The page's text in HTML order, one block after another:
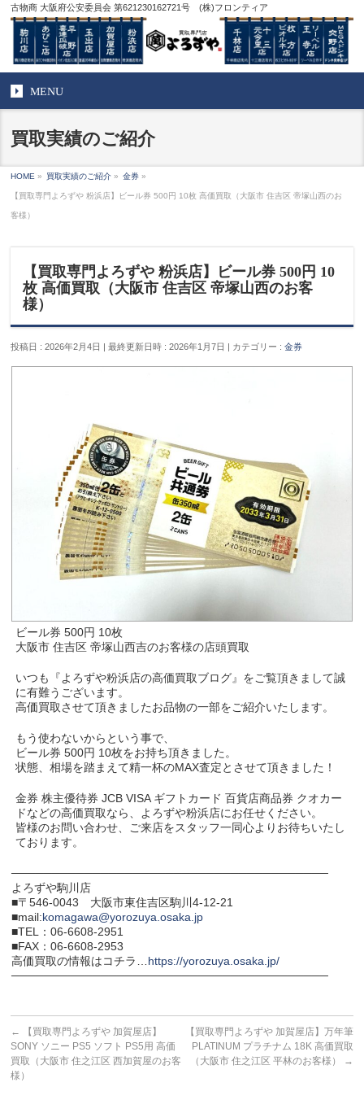
古物商 大阪府公安委員会 第621230162721号 (株)フロンティア
MENU
買取実績のご紹介
HOME » 買取実績のご紹介 » 金券 »
【買取専門よろずや 粉浜店】ビール券 500円 10枚 高価買取（大阪市 住吉区 帝塚山西のお
客様）
【買取専門よろずや 粉浜店】ビール券 500円 10
枚 高価買取（大阪市 住吉区 帝塚山西のお客
様）
投稿日 : 2026年2月4日 最終更新日時 : 2026年1月7日 カテゴリー :金券
ビール券 500円 10枚
大阪市 住吉区 帝塚山西吉のお客様の店頭買取
いつも『よろずや粉浜店の高価買取ブログ』をご覧頂きまして誠
に有難うございます。
高価買取させて頂きましたお品物の一部をご紹介いたします。
もう使わないからという事で、
ビール券 500円 10枚をお持ち頂きました。
状態、相場を踏まえて精一杯のMAX査定とさせて頂きました！
金券 株主優待券 JCB VISA ギフトカード 百貨店商品券 クオカー
ドなどの高価買取なら、よろずや粉浜店にお任せください。
皆様のお問い合わせ、ご来店をスタッフ一同心よりお待ちいたし
ております。
───────────────────────────────────────
よろずや駒川店
■〒546-0043 大阪市東住吉区駒川4-12-21
■mail:komagawa@yorozuya.osaka.jp
■TEL：06-6608-2951
■FAX：06-6608-2953
高価買取の情報はコチラ…https://yorozuya.osaka.jp/
───────────────────────────────────────
←
【買取専門よろずや 加賀屋店】
SONY ソニー PS5 ソフト PS5用 高価
買取（大阪市 住之江区 西加賀屋のお客
様）
【買取専門よろずや 加賀屋店】万年筆
PLATINUM プラチナム 18K 高価買取
（大阪市 住之江区 平林のお客様）
→